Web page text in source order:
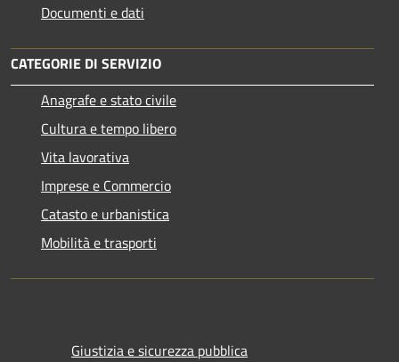
Documenti e dati
CATEGORIE DI SERVIZIO
Anagrafe e stato civile
Cultura e tempo libero
Vita lavorativa
Imprese e Commercio
Catasto e urbanistica
Mobilità e trasporti
Giustizia e sicurezza pubblica